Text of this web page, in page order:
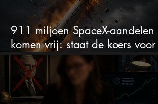
911 miljoen SpaceX-aandelen
komen vrij: staat de koers voor
een nieuwe crash?